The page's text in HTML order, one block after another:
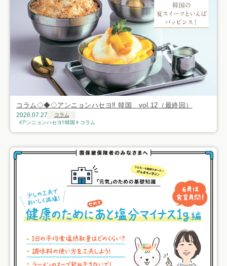
コラム◇◆◇アンニョンハセヨ‼ 韓国 vol.12（最終回）
2026.07.27
コラム
アンニョンハセヨ‼韓国
コラム